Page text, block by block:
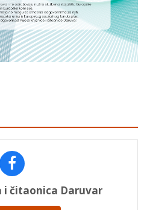
i čitaonica Daruvar